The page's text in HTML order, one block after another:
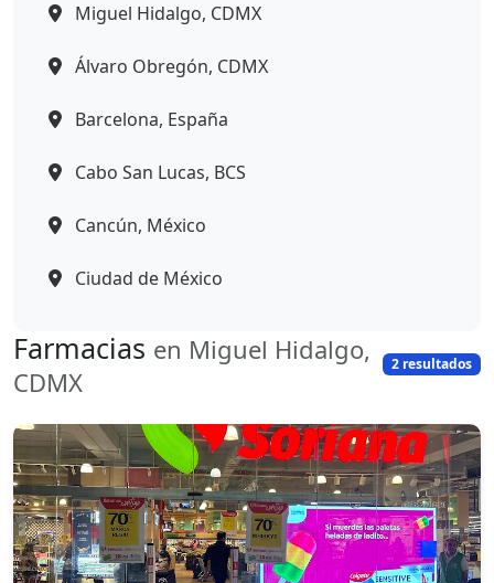
Miguel Hidalgo, CDMX
Álvaro Obregón, CDMX
Barcelona, España
Cabo San Lucas, BCS
Cancún, México
Ciudad de México
Farmacias en Miguel Hidalgo,
CDMX
2 resultados